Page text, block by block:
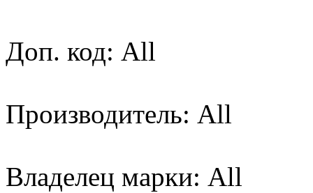
Доп. код: All
Производитель: All
Владелец марки: All